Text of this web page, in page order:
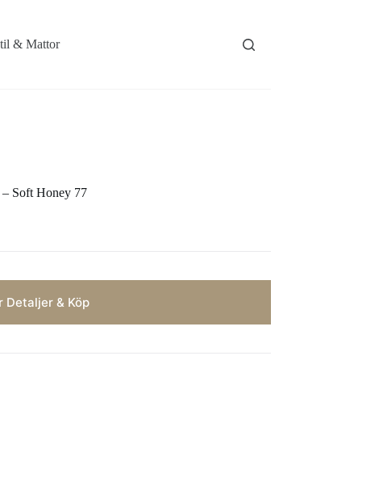
& Mattor
Soft Honey 77
Detaljer & Köp